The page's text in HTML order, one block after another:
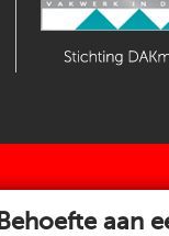
Behoefte aan